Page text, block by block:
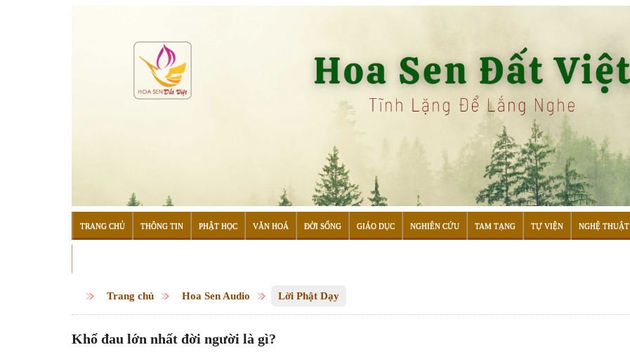
TRANG CHỦ THÔNG TIN PHẬT HỌC VĂN HOÁ ĐỜI SỐNG GIÁO DỤC NGHIÊN CỨU TAM TẠNG TỰ VIỆN NGHỆ THUẬT
Trang chủ Hoa Sen Audio Lời Phật Dạy
Khổ đau lớn nhất đời người là gì?